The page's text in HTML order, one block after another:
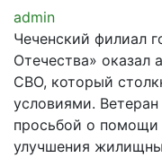
admin
Чеченский филиал
Отечества»
СВО, который
условиями.
просьбой о помощи
улучшения